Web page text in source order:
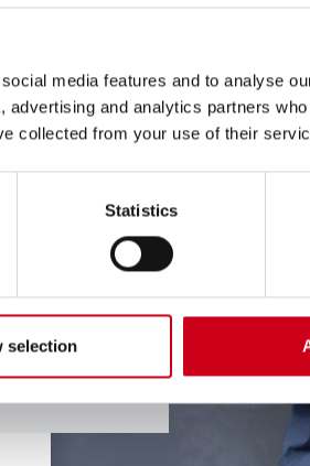
media features and to analyse
and analytics partners
collected from your use of their
Statistics
selection